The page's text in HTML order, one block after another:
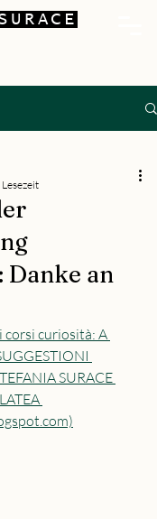
Danke an
corsi curiosità: A
SURACE